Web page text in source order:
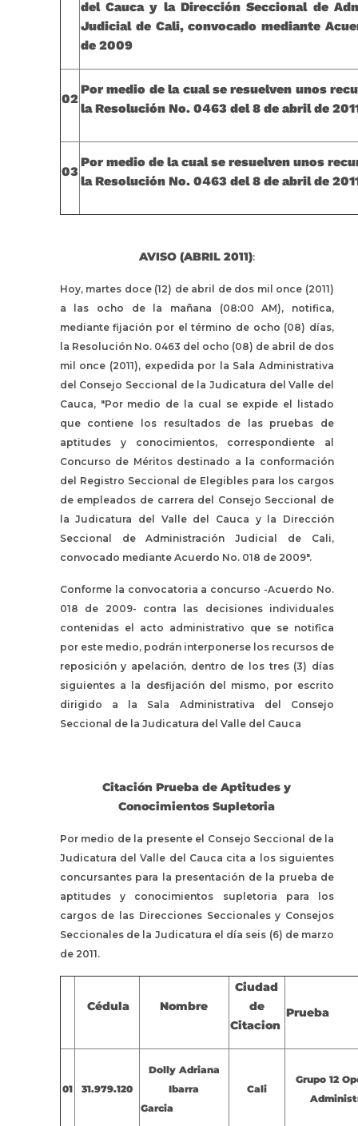
del Cauca y la Dirección Seccional de
Judicial de Cali, convocado mediante
de 2009
02
Por medio de la cual se resuelven unos
la Resolución No. 0463 del 8 de abril de
03
Por medio de la cual se resuelven unos
la Resolución No. 0463 del 8 de abril de
AVISO (ABRIL 2011):
Hoy, martes doce (12) de abril de dos mil once (2011)
a las ocho de la mañana (08:00 AM), notifica,
mediante fijación por el término de ocho (08) días,
la Resolución No. 0463 del ocho (08) de abril de dos
mil once (2011), expedida por la Sala Administrativa
del Consejo Seccional de la Judicatura del Valle del
Cauca, "Por medio de la cual se expide el listado
que contiene los resultados de las pruebas de
aptitudes y conocimientos, correspondiente al
Concurso de Méritos destinado a la conformación
del Registro Seccional de Elegibles para los cargos
de empleados de carrera del Consejo Seccional de
la Judicatura del Valle del Cauca y la Dirección
Seccional de Administración Judicial de Cali,
convocado mediante Acuerdo No. 018 de 2009".
Conforme la convocatoria a concurso -Acuerdo No.
018 de 2009- contra las decisiones individuales
contenidas el acto administrativo que se notifica
por este medio, podrán interponerse los recursos de
reposición y apelación, dentro de los tres (3) días
siguientes a la desfijación del mismo, por escrito
dirigido a la Sala Administrativa del Consejo
Seccional de la Judicatura del Valle del Cauca
Citación Prueba de Aptitudes y
Conocimientos Supletoria
Por medio de la presente el Consejo Seccional de la
Judicatura del Valle del Cauca cita a los siguientes
concursantes para la presentación de la prueba de
aptitudes y conocimientos supletoria para los
cargos de las Direcciones Seccionales y Consejos
Seccionales de la Judicatura el día seis (6) de marzo
de 2011.
Cédula Nombre
Ciudad
de
Citacion
Prueba
01 31.979.120
Dolly Adriana
Ibarra
Garcia
Cali
Grupo 12